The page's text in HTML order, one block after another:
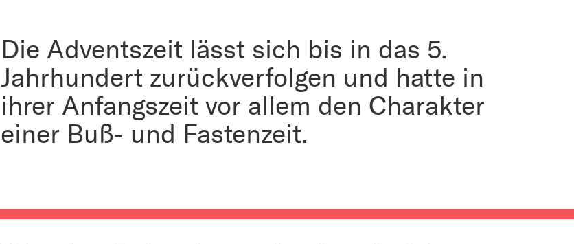
Die Adventszeit lässt sich bis in das 5.
Jahrhundert zurückverfolgen und hatte in
ihrer Anfangszeit vor allem den Charakter
einer Buß- und Fastenzeit.